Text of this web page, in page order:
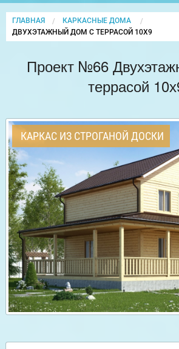
ГЛАВНАЯ
КАРКАСНЫЕ ДОМА
CURRENT:
ДВУХЭТАЖНЫЙ ДОМ С ТЕРРАСОЙ 10Х9
Проект №66
террасой
КАРКАС ИЗ СТРОГАНОЙ ДОСКИ